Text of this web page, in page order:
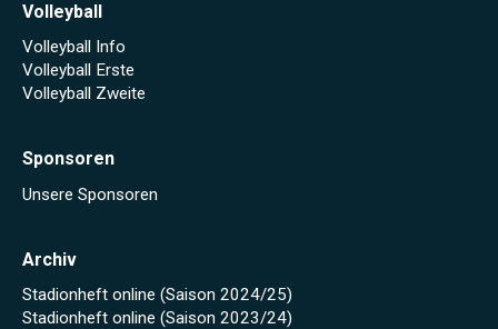
Volleyball
Volleyball Info
Volleyball Erste
Volleyball Zweite
Sponsoren
Unsere Sponsoren
Archiv
Stadionheft online (Saison 2024/25)
Stadionheft online (Saison 2023/24)